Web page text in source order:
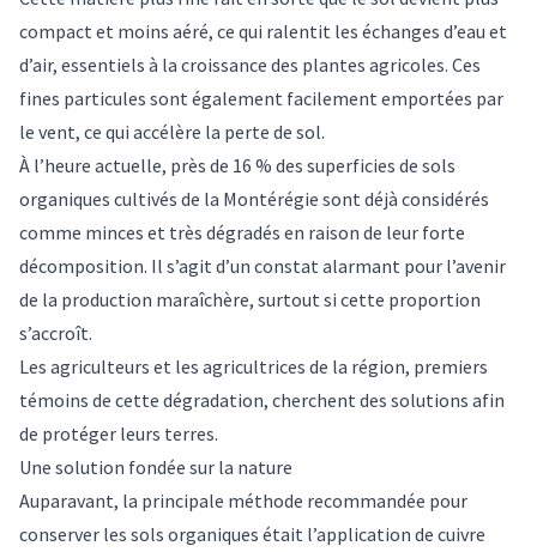
compact et moins aéré, ce qui ralentit les échanges d’eau et
d’air, essentiels à la croissance des plantes agricoles. Ces
fines particules sont également facilement emportées par
le vent, ce qui accélère la perte de sol.
À l’heure actuelle, près de 16 % des superficies de sols
organiques cultivés de la Montérégie sont déjà considérés
comme minces et très dégradés en raison de leur forte
décomposition. Il s’agit d’un constat alarmant pour l’avenir
de la production maraîchère, surtout si cette proportion
s’accroît.
Les agriculteurs et les agricultrices de la région, premiers
témoins de cette dégradation, cherchent des solutions afin
de protéger leurs terres.
Une solution fondée sur la nature
Auparavant, la principale méthode recommandée pour
conserver les sols organiques était l’application de cuivre